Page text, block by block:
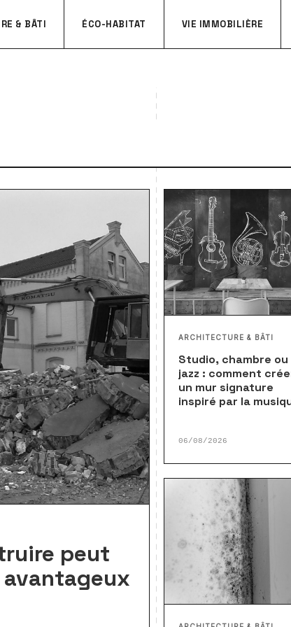
& BÂTI ÉCO-HABITAT VIE IMMOBILIÈRE
peut
ARCHITECTURE & BÂTI
Studio, chambre ou
jazz : comment
un mur signature
inspiré par la
06/08/2026